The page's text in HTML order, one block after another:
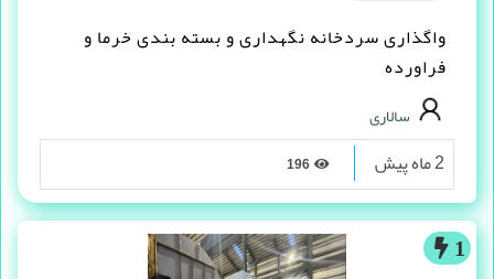
واگذاری سردخانه نگهداری و بسته بندی خرما و
فراورده
سالاری
2 ماه پیش
1